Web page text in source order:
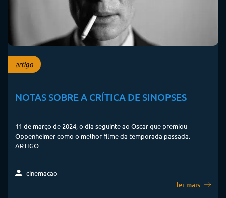
artigo
NOTAS SOBRE A CRÍTICA DE SINOPSES
11 de março de 2024, o dia seguinte ao Oscar que premiou
Oppenheimer como o melhor filme da temporada passada.
ARTIGO
cinemacao
ler mais